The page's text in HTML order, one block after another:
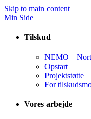
Skip to main content
Min Side
Tilskud
NEMO –
Opstart
Projektstøtte
For
Vores arbejde